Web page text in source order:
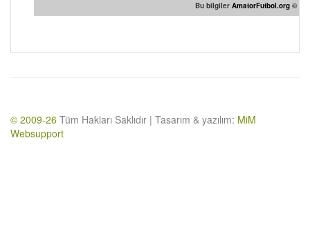
Bu bilgiler AmatorFutbol.org©
© 2009-26 Tüm Hakları Saklıdır | Tasarım & yazılım: MiM
Websupport